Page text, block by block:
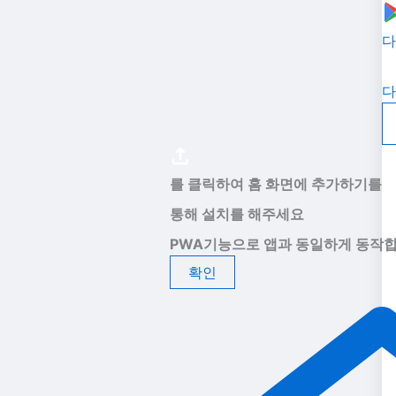
를 클릭하여 홈 화면에 추가하기를
통해 설치를 해주세요
PWA기능으로 앱과 동일하게 동작
확인